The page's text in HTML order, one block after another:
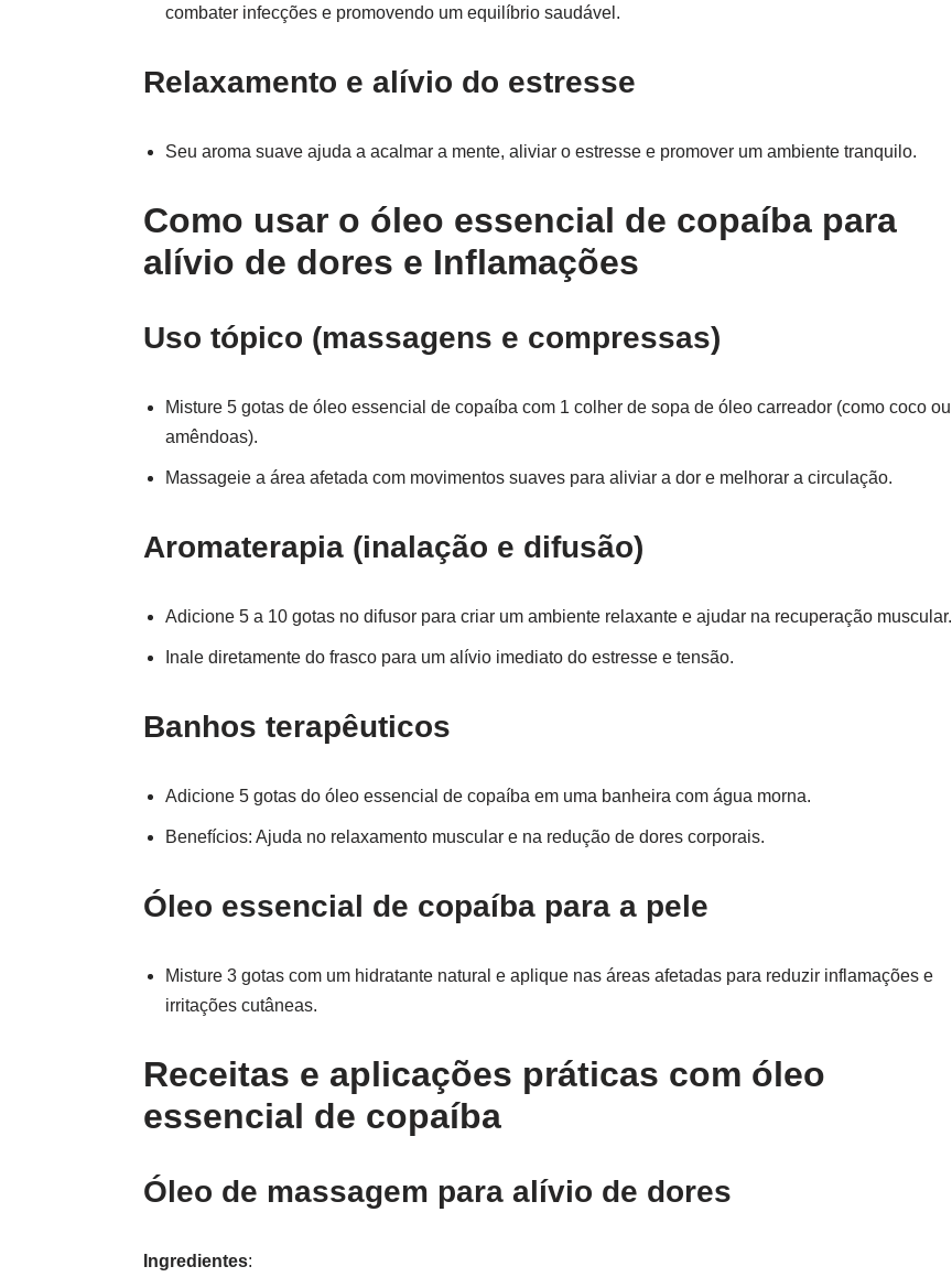
combater infecções e promovendo um equilíbrio saudável.
Relaxamento e alívio do estresse
Seu aroma suave ajuda a acalmar a mente, aliviar o estresse e promover um ambiente tranquilo.
Como usar o óleo essencial de copaíba para
alívio de dores e Inflamações
Uso tópico (massagens e compressas)
Misture 5 gotas de óleo essencial de copaíba com 1 colher de sopa de óleo carreador (como coco ou
amêndoas).
Massageie a área afetada com movimentos suaves para aliviar a dor e melhorar a circulação.
Aromaterapia (inalação e difusão)
Adicione 5 a 10 gotas no difusor para criar um ambiente relaxante e ajudar na recuperação muscular.
Inale diretamente do frasco para um alívio imediato do estresse e tensão.
Banhos terapêuticos
Adicione 5 gotas do óleo essencial de copaíba em uma banheira com água morna.
Benefícios: Ajuda no relaxamento muscular e na redução de dores corporais.
Óleo essencial de copaíba para a pele
Misture 3 gotas com um hidratante natural e aplique nas áreas afetadas para reduzir inflamações e
irritações cutâneas.
Receitas e aplicações práticas com óleo
essencial de copaíba
Óleo de massagem para alívio de dores
Ingredientes: